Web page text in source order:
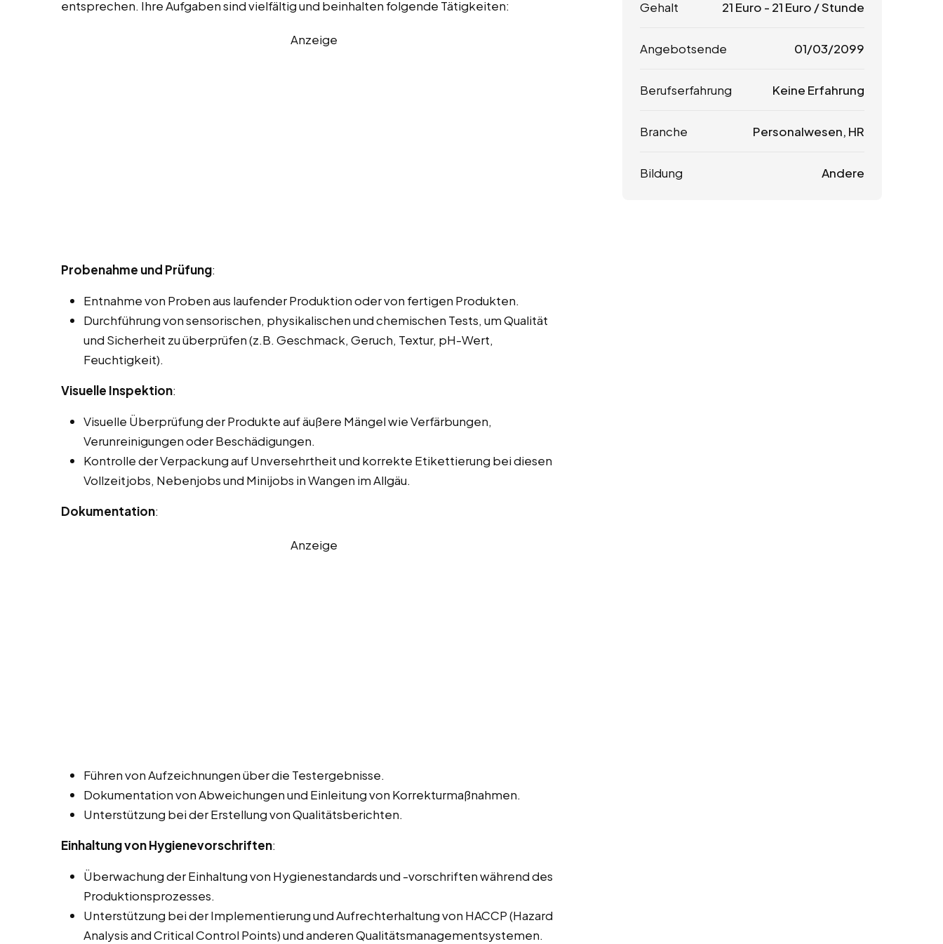
entsprechen. Ihre Aufgaben sind vielfältig und beinhalten folgende Tätigkeiten:
Anzeige
Probenahme und Prüfung:
Entnahme von Proben aus laufender Produktion oder von fertigen Produkten.
Durchführung von sensorischen, physikalischen und chemischen Tests, um Qualität
und Sicherheit zu überprüfen (z.B. Geschmack, Geruch, Textur, pH-Wert,
Feuchtigkeit).
Visuelle Inspektion:
Visuelle Überprüfung der Produkte auf äußere Mängel wie Verfärbungen,
Verunreinigungen oder Beschädigungen.
Kontrolle der Verpackung auf Unversehrtheit und korrekte Etikettierung bei diesen
Vollzeitjobs, Nebenjobs und Minijobs in Wangen im Allgäu.
Dokumentation:
Anzeige
Führen von Aufzeichnungen über die Testergebnisse.
Dokumentation von Abweichungen und Einleitung von Korrekturmaßnahmen.
Unterstützung bei der Erstellung von Qualitätsberichten.
Einhaltung von Hygienevorschriften:
Überwachung der Einhaltung von Hygienestandards und -vorschriften während des
Produktionsprozesses.
Unterstützung bei der Implementierung und Aufrechterhaltung von HACCP (Hazard
Analysis and Critical Control Points) und anderen Qualitätsmanagementsystemen.
Gehalt 21 Euro - 21 Euro / Stunde
Angebotsende 01/03/2099
Berufserfahrung Keine Erfahrung
Branche Personalwesen, HR
Bildung Andere